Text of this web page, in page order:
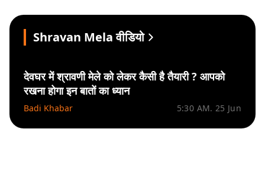
Shravan Mela वीडियो
देवघर में श्रावणी मेले को लेकर कैसी है तैयारी ? आपको
रखना होगा इन बातों का ध्यान
Badi Khabar 5:30 AM. 25 Jun